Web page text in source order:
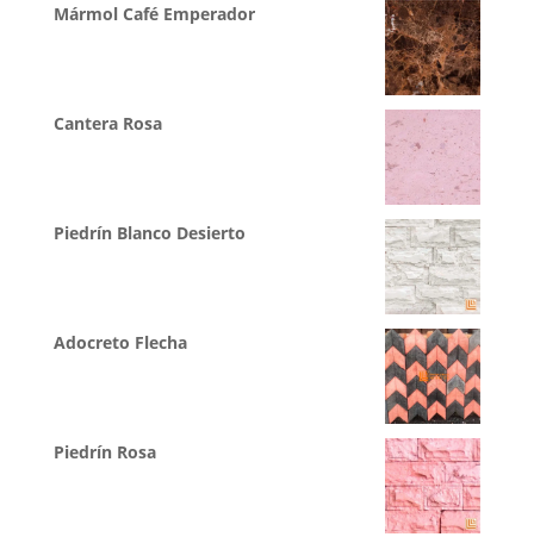
Mármol Café Emperador
Cantera Rosa
Piedrín Blanco Desierto
Adocreto Flecha
Piedrín Rosa